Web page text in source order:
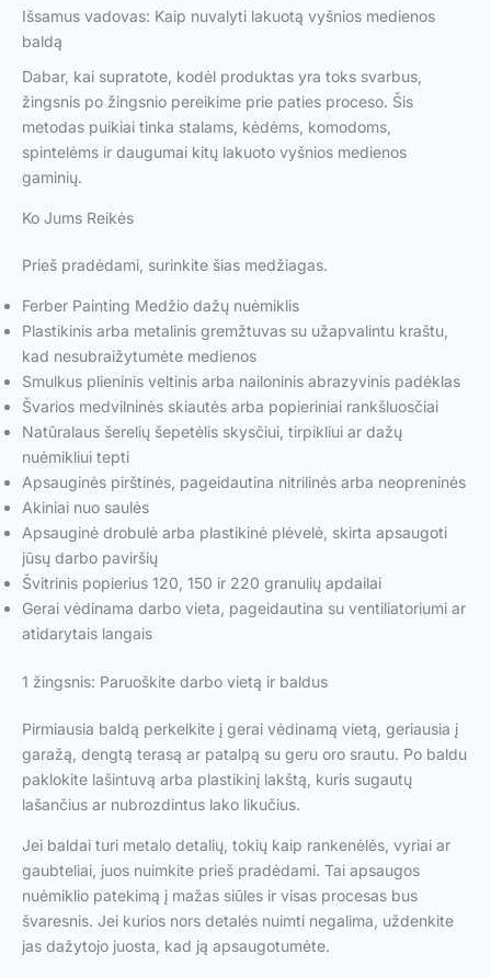
Išsamus vadovas: Kaip nuvalyti lakuotą vyšnios medienos
baldą
Dabar, kai supratote, kodėl produktas yra toks svarbus,
žingsnis po žingsnio pereikime prie paties proceso. Šis
metodas puikiai tinka stalams, kėdėms, komodoms,
spintelėms ir daugumai kitų lakuoto vyšnios medienos
gaminių.
Ko Jums Reikės
Prieš pradėdami, surinkite šias medžiagas.
Ferber Painting Medžio dažų nuėmiklis
Plastikinis arba metalinis gremžtuvas su užapvalintu kraštu,
kad nesubraižytumėte medienos
Smulkus plieninis veltinis arba nailoninis abrazyvinis padėklas
Švarios medvilninės skiautės arba popieriniai rankšluosčiai
Natūralaus šerelių šepetėlis skysčiui, tirpikliui ar dažų
nuėmikliui tepti
Apsauginės pirštinės, pageidautina nitrilinės arba neopreninės
Akiniai nuo saulės
Apsauginė drobulė arba plastikinė plėvelė, skirta apsaugoti
jūsų darbo paviršių
Švitrinis popierius 120, 150 ir 220 granulių apdailai
Gerai vėdinama darbo vieta, pageidautina su ventiliatoriumi ar
atidarytais langais
1 žingsnis: Paruoškite darbo vietą ir baldus
Pirmiausia baldą perkelkite į gerai vėdinamą vietą, geriausia į
garažą, dengtą terasą ar patalpą su geru oro srautu. Po baldu
paklokite lašintuvą arba plastikinį lakštą, kuris sugautų
lašančius ar nubrozdintus lako likučius.
Jei baldai turi metalo detalių, tokių kaip rankenėlės, vyriai ar
gaubteliai, juos nuimkite prieš pradėdami. Tai apsaugos
nuėmiklio patekimą į mažas siūles ir visas procesas bus
švaresnis. Jei kurios nors detalės nuimti negalima, uždenkite
jas dažytojo juosta, kad ją apsaugotumėte.